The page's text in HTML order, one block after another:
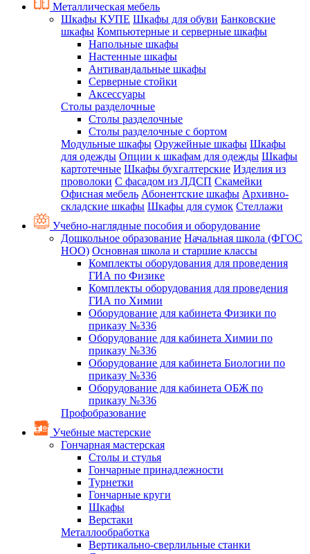
Металлическая мебель
Шкафы КУПЕ Шкафы для обуви Банковские
шкафы Компьютерные и серверные шкафы
Напольные шкафы
Настенные шкафы
Антивандальные шкафы
Серверные стойки
Аксессуары
Столы разделочные
Столы разделочные
Столы разделочные с бортом
Модульные шкафы Оружейные шкафы Шкафы
для одежды Опции к шкафам для одежды Шкафы
картотечные Шкафы бухгалтерские Изделия из
проволоки С фасадом из ЛДСП Скамейки
Офисная мебель Абонентские шкафы Архивно-
складские шкафы Шкафы для сумок Стеллажи
Учебно-наглядные пособия и оборудование
Дошкольное образование Начальная школа (ФГОС
НОО) Основная школа и старшие классы
Комплекты оборудования для проведения
ГИА по Физике
Комплекты оборудования для проведения
ГИА по Химии
Оборудование для кабинета Физики по
приказу №336
Оборудование для кабинета Химии по
приказу №336
Оборудование для кабинета Биологии по
приказу №336
Оборудование для кабинета ОБЖ по
приказу №336
Профобразование
Учебные мастерские
Гончарная мастерская
Столы и стулья
Гончарные принадлежности
Турнетки
Гончарные круги
Шкафы
Верстаки
Металлообработка
Вертикально-сверлильные станки